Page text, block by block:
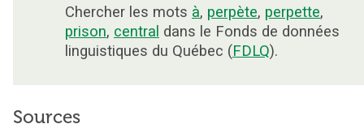
Chercher les mots à, perpète, perpette,
prison, central dans le Fonds de données
linguistiques du Québec (FDLQ).
Sources